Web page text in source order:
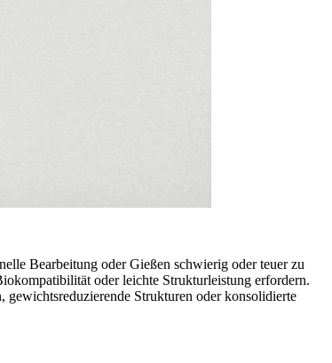
Bearbeitung oder Gießen schwierig oder teuer zu
oder leichte Strukturleistung erfordern.
Strukturen oder konsolidierte